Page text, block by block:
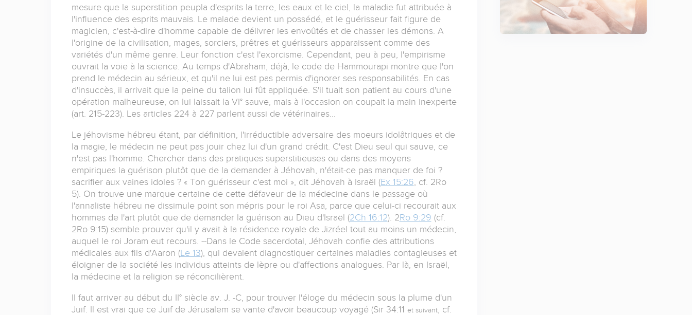
mesure que la superstition peupla d'esprits la terre, les eaux et le ciel, la maladie fut attribuée à
l'influence des esprits mauvais. Le malade devient un possédé, et le guérisseur fait figure de
magicien, c'est-à-dire d'homme capable de délivrer les envoûtés et de chasser les démons. A
l'origine de la civilisation, mages, sorciers, prêtres et guérisseurs apparaissent comme des
variétés d'un même genre. Leur fonction c'est l'exorcisme. Cependant, peu à peu, l'empirisme
ouvrait la voie à la science. Au temps d'Abraham, déjà, le code de Hammourapi montre que l'on
prend le médecin au sérieux, et qu'il ne lui est pas permis d'ignorer ses responsabilités. En cas
d'insuccès, il arrivait que la peine du talion lui fût appliquée. S'il tuait son patient au cours d'une
opération malheureuse, on lui laissait la VI° sauve, mais à l'occasion on coupait la main inexperte
(art. 215-223). Les articles 224 à 227 parlent aussi de vétérinaires...
Le jéhovisme hébreu étant, par définition, l'irréductible adversaire des moeurs idolâtriques et de
la magie, le médecin ne peut pas jouir chez lui d'un grand crédit. C'est Dieu seul qui sauve, ce
n'est pas l'homme. Chercher dans des pratiques superstitieuses ou dans des moyens
empiriques la guérison plutôt que de la demander à Jéhovah, n'était-ce pas manquer de foi ?
sacrifier aux vaines idoles ? « Ton guérisseur c'est moi », dit Jéhovah à Israël (Ex 15:26 , cf. 2Ro
5). On trouve une marque certaine de cette défaveur de la médecine dans le passage où
l'annaliste hébreu ne dissimule point son mépris pour le roi Asa, parce que celui-ci recourait aux
hommes de l'art plutôt que de demander la guérison au Dieu d'Israël (2Ch 16:12). 2Ro 9:29 (cf.
2Ro 9:15) semble prouver qu'il y avait à la résidence royale de Jizréel tout au moins un médecin,
auquel le roi Joram eut recours. --Dans le Code sacerdotal, Jéhovah confie des attributions
médicales aux fils d'Aaron (Le 13), qui devaient diagnostiquer certaines maladies contagieuses et
éloigner de la société les individus atteints de lèpre ou d'affections analogues. Par là, en Israël,
la médecine et la religion se réconcilièrent.
Il faut arriver au début du II° siècle av. J. -C, pour trouver l'éloge du médecin sous la plume d'un
Juif. Il est vrai que ce Juif de Jérusalem se vante d'avoir beaucoup voyagé (Sir 34:11 et suivant, cf.